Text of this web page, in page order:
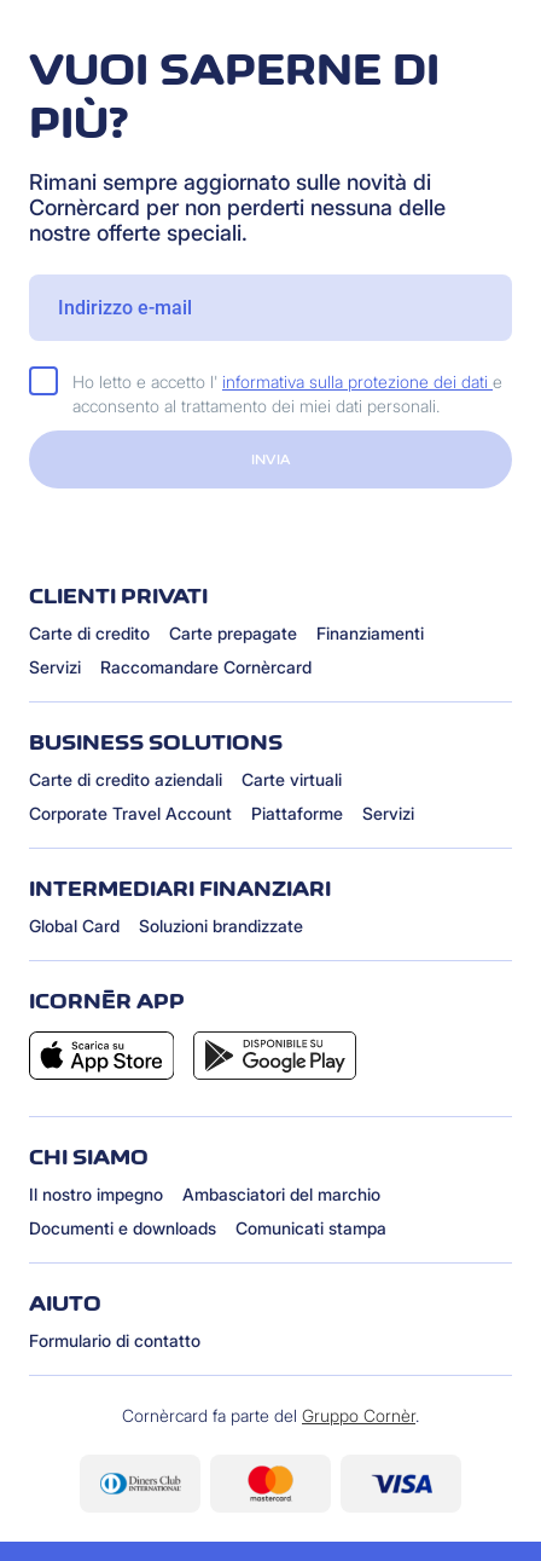
VUOI SAPERNE DI
PIÙ?
Rimani sempre aggiornato sulle novità di
Cornèrcard per non perderti nessuna delle
nostre offerte speciali.
Ho letto e accetto l' informativa sulla protezione dei dati e
acconsento al trattamento dei miei dati personali.
INVIA
CLIENTI PRIVATI
Carte di credito Carte prepagate
Finanziamenti
Servizi
Raccomandare Cornèrcard
BUSINESS SOLUTIONS
Carte di credito aziendali
Carte virtuali
Corporate Travel Account
Piattaforme Servizi
INTERMEDIARI FINANZIARI
Global Card Soluzioni brandizzate
ICORNÈR APP
CHI SIAMO
Il nostro impegno
Ambasciatori del marchio
Documenti e downloads
Comunicati stampa
AIUTO
Formulario di contatto
Cornèrcard fa parte del Gruppo Cornèr.